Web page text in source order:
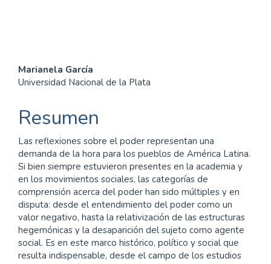
SDG5: Gender equality
(92%)
SDG16: Peace, Justice and
strong institutions (3%)
SDG10: Reduced
inequalities (2%)